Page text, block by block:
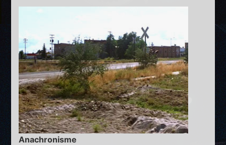
Anachronisme